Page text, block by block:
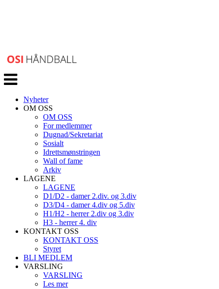
Veksle
navigasjon
Nyheter
OM OSS
OM OSS
For medlemmer
Dugnad/Sekretariat
Sosialt
Idrettsmønstringen
Wall of fame
Arkiv
LAGENE
LAGENE
D1/D2 - damer 2.div. og 3.div
D3/D4 - damer 4.div og 5.div
H1/H2 - herrer 2.div og 3.div
H3 - herrer 4. div
KONTAKT OSS
KONTAKT OSS
Styret
BLI MEDLEM
VARSLING
VARSLING
Les mer